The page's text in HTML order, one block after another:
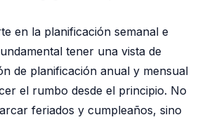
en la planificación semanal e
tener una vista de
de planificación anual y mensual
el rumbo desde el principio. No
feriados y cumpleaños, sino